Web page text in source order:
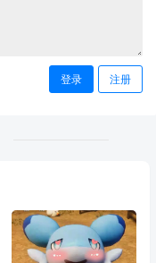
登录 注册